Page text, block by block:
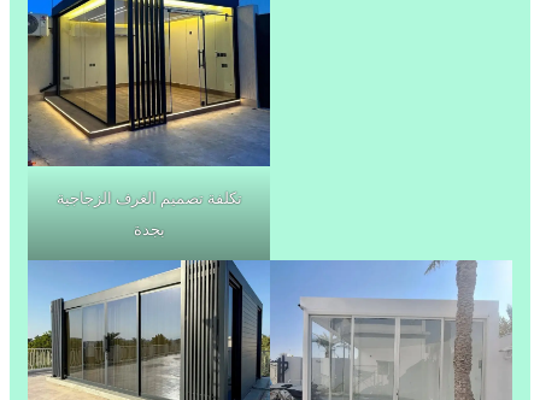
تكلفة تصميم الغرف الزجاجية
بجدة